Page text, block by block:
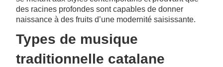
des racines profondes sont capables de donner
naissance à des fruits d’une modernité saisissante.
Types de musique
traditionnelle catalane